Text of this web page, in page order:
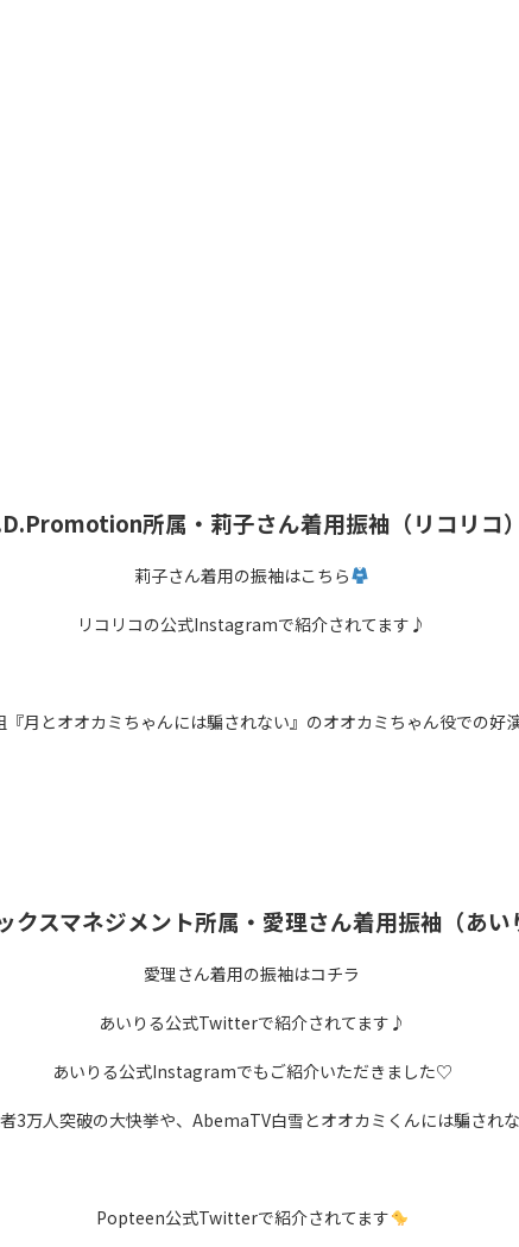
所属・莉子さん着用振袖（リコリコ）
莉子さん着用の振袖はこちら
リコリコの公式Instagramで紹介されてます♪
月とオオカミちゃんには騙されない』のオオカミちゃん役での好
クスマネジメント所属・愛理さん着用振袖（あい
愛理さん着用の振袖はコチラ
あいりる公式Twitterで紹介されてます♪
あいりる公式Instagramでもご紹介いただきました♡
3万人突破の大快挙や、AbemaTV白雪とオオカミくんには騙され
Popteen公式Twitterで紹介されてます